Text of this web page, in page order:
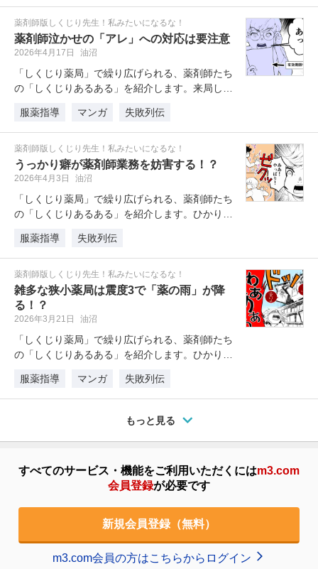
薬剤師版しくじり先生！私みたいになるな！
薬剤師泣かせの「アレ」への対応は要注意
2026年4月17日 油沼
「しくじり薬局」で繰り広げられる、薬剤師たち
の「しくじりあるある」を紹介します。来局した
服薬指導
マンガ 失敗列伝
薬剤師版しくじり先生！私みたいになるな！
うっかり癖が薬剤師業務を妨害する！？
2026年4月3日 油沼
「しくじり薬局」で繰り広げられる、薬剤師たち
の「しくじりあるある」を紹介します。ひかりさ
服薬指導
失敗列伝
薬剤師版しくじり先生！私みたいになるな！
雑多な狭小薬局は震度3で「薬の雨」が降
る！？
2026年3月21日 油沼
「しくじり薬局」で繰り広げられる、薬剤師たち
の「しくじりあるある」を紹介します。ひかりさ
服薬指導
マンガ 失敗列伝
もっと見る
すべてのサービス・機能をご利用いただくにはm3.com
会員登録が必要です
新規会員登録（無料）
m3.com会員の方はこちらからログイン